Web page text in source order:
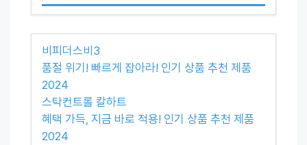
비피더스비3
품절 위기! 빠르게 잡아라! 인기 상품 추천 제품
2024
스탁컨트롤 칼하트
혜택 가득, 지금 바로 적용! 인기 상품 추천 제품
2024